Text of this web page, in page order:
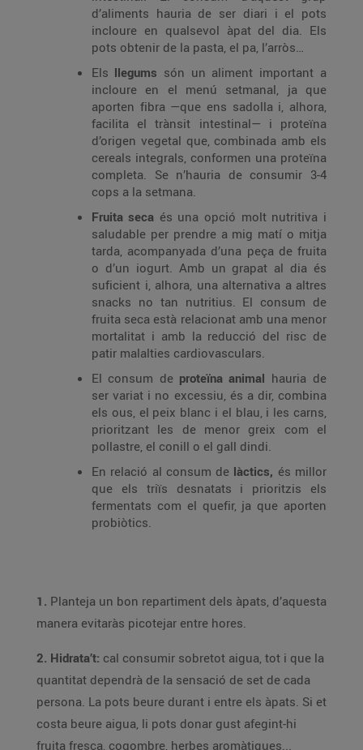
d’aliments hauria de ser diari i el pots
incloure en qualsevol àpat del dia. Els
pots obtenir de la pasta, el pa, l’arròs…
Els llegums són un aliment important a
incloure en el menú setmanal, ja que
aporten fibra —que ens sadolla i, alhora,
facilita el trànsit intestinal— i proteïna
d’origen vegetal que, combinada amb els
cereals integrals, conformen una proteïna
completa. Se n’hauria de consumir 3-4
cops a la setmana.
Fruita seca és una opció molt nutritiva i
saludable per prendre a mig matí o mitja
tarda, acompanyada d’una peça de fruita
o d’un iogurt. Amb un grapat al dia és
suficient i, alhora, una alternativa a altres
snacks no tan nutritius. El consum de
fruita seca està relacionat amb una menor
mortalitat i amb la reducció del risc de
patir malalties cardiovasculars.
El consum de proteïna animal hauria de
ser variat i no excessiu, és a dir, combina
els ous, el peix blanc i el blau, i les carns,
prioritzant les de menor greix com el
pollastre, el conill o el gall dindi.
En relació al consum de làctics, és millor
que els triïs desnatats i prioritzis els
fermentats com el quefir, ja que aporten
probiòtics.
1. Planteja un bon repartiment dels àpats, d’aquesta
manera evitaràs picotejar entre hores.
2. Hidrata’t: cal consumir sobretot aigua, tot i que la
quantitat dependrà de la sensació de set de cada
persona. La pots beure durant i entre els àpats. Si et
costa beure aigua, li pots donar gust afegint-hi
fruita fresca, cogombre, herbes aromàtiques...